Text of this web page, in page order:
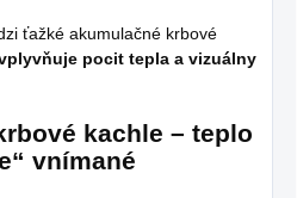
ťažké akumulačné krbové
pocit tepla a vizuálny
kachle – teplo
vnímané